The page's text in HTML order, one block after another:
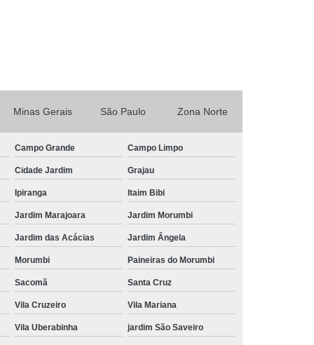
Tubo de Alumínio para Ar Comprimido
Tubo em Alumínio Ar Comprimido
Tubo para Ar Comprimido em Alumínio
Alumínio
Tubulação em Alumínio Azul
Tubulação em Alumínio e Conexões
para Gases Inertes
para Rede de Ar Comprimido
Tubulação em Alumínio Vantagens
Alumínio
Tubulação Transair em Alumínio
Minas Gerais São Paulo Zona Norte
Campo Grande Campo Limpo
Cidade Jardim Grajau
Ipiranga Itaim Bibi
Jardim Marajoara Jardim Morumbi
Jardim das Acácias Jardim Ângela
Morumbi Paineiras do Morumbi
Sacomã Santa Cruz
Vila Cruzeiro Vila Mariana
Vila Uberabinha jardim São Saveiro